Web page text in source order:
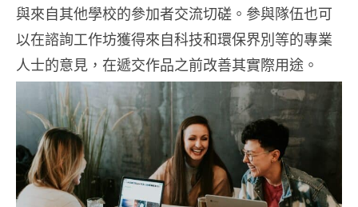
與來自其他學校的參加者交流切磋。參與隊伍也可
以在諮詢工作坊獲得來自科技和環保界別等的專業
人士的意見，在遞交作品之前改善其實際用途。